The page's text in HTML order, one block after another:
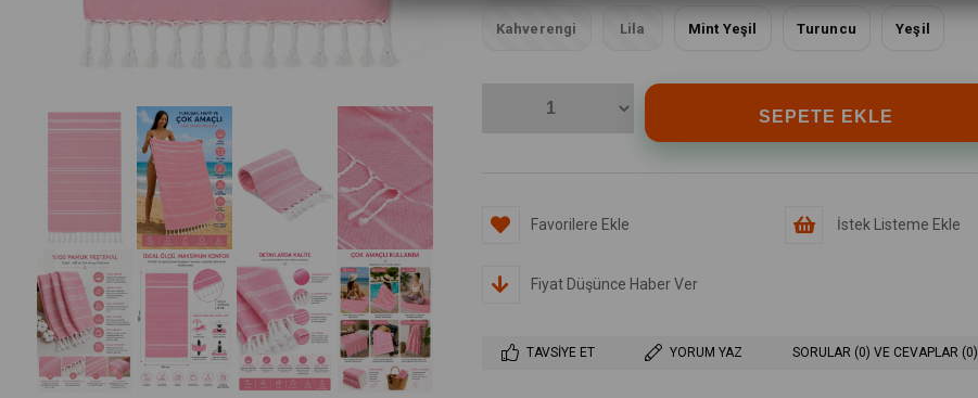
Kahverengi Lila Mint Yeşil Turuncu Yeşil
Favorilere Ekle İstek Listeme Ekle
Fiyat Düşünce Haber Ver
TAVSIYE ET YORUM YAZ SORULAR (0) VE CEVAPLAR (0)